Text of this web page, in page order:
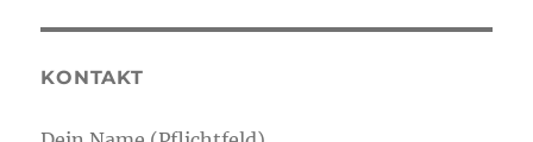
KONTAKT